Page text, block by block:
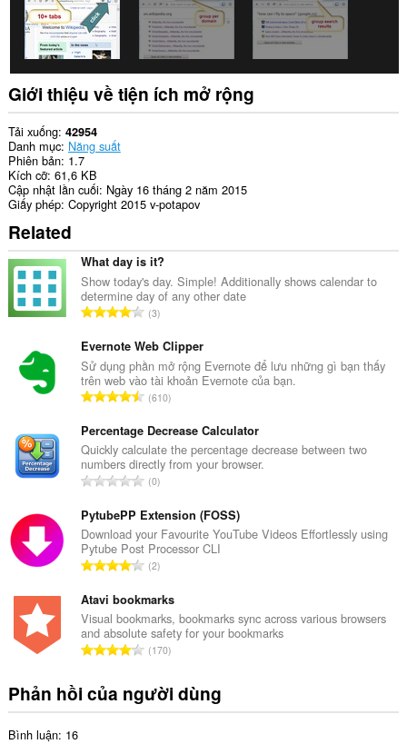
Giới thiệu về tiện ích mở rộng
Tải xuống 42954
Danh mục Năng suất
Phiên bản 1.7
Kích cỡ 61,6 KB
Cập nhật lần cuối Ngày 16 tháng 2 năm 2015
Giấy phép Copyright 2015 v-potapov
Related
What day is it?
Show today's day. Simple! Additionally shows calendar to
determine day of any other date
T
n
g
s
ố
ế
p
h
ạ
n
g
:
3
Evernote Web Clipper
Sử dụng phần mở rộng Evernote để lưu những gì bạn thấy
trên web vào tài khoản Evernote của bạn.
T
n
g
s
ố
ế
p
h
ạ
n
g
:
610
Percentage Decrease Calculator
Quickly calculate the percentage decrease between two
numbers directly from your browser.
T
n
g
s
ố
ế
p
h
ạ
g
:
0
PytubePP Extension (FOSS)
Download your Favourite YouTube Videos Effortlessly using
Pytube Post Processor CLI
T
n
g
s
ố
ế
p
2
Atavi bookmarks
Visual bookmarks, bookmarks sync across various browsers
and absolute safety for your bookmarks
T
g
170
Phản hồi của người dùng
Bình luận: 16